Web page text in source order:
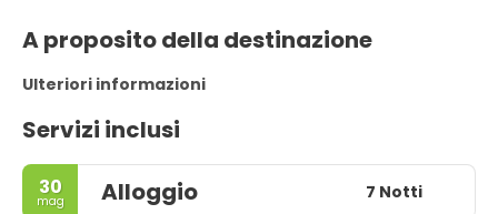
A proposito della destinazione
Ulteriori informazioni
Servizi inclusi
30
mag Alloggio 7 Notti